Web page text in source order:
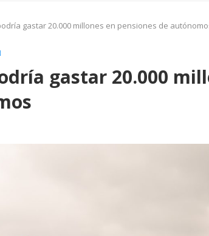
gastar 20.000 millones en pensiones de
gastar 20.000